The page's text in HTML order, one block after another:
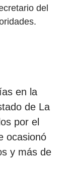
del
en la
de La
por el
ocasionó
y más de